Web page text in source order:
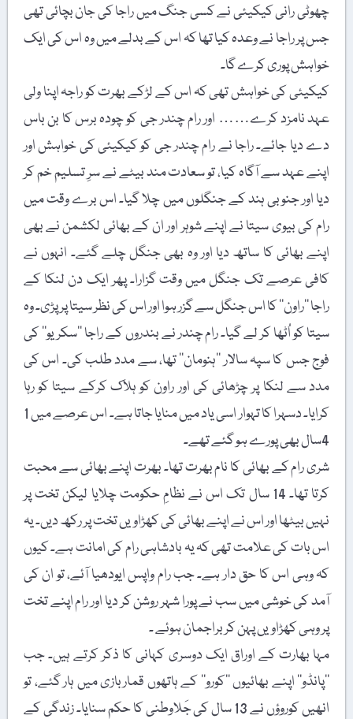
چھوٹی رانی کیکیئی نے کسی جنگ میں راجا کی جان بچائی تھی
جس پر راجا نے وعدہ کیا تھا کہ اس کے بدلے میں وہ اس کی ایک
خواہش پوری کرے گا۔
کیکیئی کی خواہش تھی کہ اس کے لڑکے بھرت کو راجہ اپنا ولی
عہد نامزد کرے…… اور رام چندر جی کو چودہ برس کا بن باس
دے دیا جائے۔ راجا نے رام چندر جی کو کیکیئی کی خواہش اور
اپنے عہد سے آگاہ کیا، تو سعادت مند بیٹے نے سرِ تسلیم خم کر
دیا اور جنوبی ہند کے جنگلوں میں چلا گیا۔ اس برے وقت میں
رام کی بیوی سیتا نے اپنے شوہر اور ان کے بھائی لکشمن نے بھی
اپنے بھائی کا ساتھ دیا اور وہ بھی جنگل چلے گئے۔ انہوں نے
کافی عرصے تک جنگل میں وقت گزارا۔ پھر ایک دن لنکا کے
راجا ’’راون‘‘ کا اس جنگل سے گزر ہوا اور اس کی نظر سیتا پر پڑی۔ وہ
سیتا کو اُٹھا کر لے گیا۔ رام چندر نے بندروں کے راجا ’’سکریو‘‘ کی
فوج جس کا سپہ سالار ’’ہنومان‘‘ تھا، سے مدد طلب کی۔ اس کی
مدد سے لنکا پر چڑھائی کی اور راون کو ہلاک کرکے سیتا کو رہا
کرایا۔ دسہرا کا تہوار اسی یاد میں منایا جاتا ہے۔ اس عرصے میں 1
4سال بھی پورے ہو گئے تھے۔
شری رام کے بھائی کا نام بھرت تھا۔ بھرت اپنے بھائی سے محبت
کرتا تھا۔ 14 سال تک اس نے نظامِ حکومت چلایا لیکن تخت پر
نہیں بیٹھا اور اس نے اپنے بھائی کی کھڑاویں تخت پر رکھ دیں۔ یہ
اس بات کی علامت تھی کہ یہ بادشاہی رام کی امانت ہے۔ کیوں
کہ وہی اس کا حق دار ہے۔ جب رام واپس ایودھیا آئے، تو ان کی
آمد کی خوشی میں سب نے پورا شہر روشن کر دیا اور رام اپنے تخت
پر وہی کھڑاویں پہن کر براجمان ہوئے ۔
مہا بھارت کے اوراق ایک دوسری کہانی کا ذکر کرتے ہیں۔ جب
’’پانڈو‘‘ اپنے بھائیوں ’’کورو‘‘ کے ہاتھوں قماربازی میں ہار گئے، تو
انھیں کوروؤں نے 13 سال کی جَلاوطنی کا حکم سنایا۔ زندگی کے